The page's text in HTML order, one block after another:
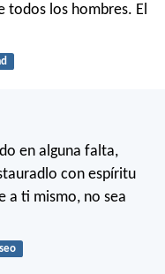
todos los hombres. El
en alguna falta,
con espíritu
a ti mismo, no sea